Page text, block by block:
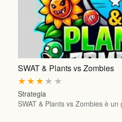
SWAT & Plants vs Zombies
★
★
★
★
★
Strategia
SWAT & Plants vs Zombies è